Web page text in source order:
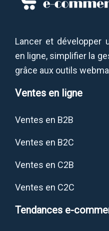
Lancer et développer
en ligne, simplifier la
grâce aux outils
Ventes en ligne
Ventes en B2B
Ventes en B2C
Ventes en C2B
Ventes en C2C
Tendances e-